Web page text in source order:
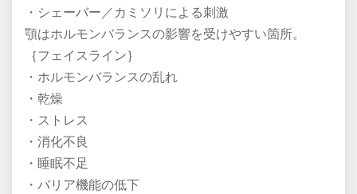
・シェーバー／カミソリによる刺激
顎はホルモンバランスの影響を受けやすい箇所。
｛フェイスライン｝
・ホルモンバランスの乱れ
・乾燥
・ストレス
・消化不良
・睡眠不足
・バリア機能の低下